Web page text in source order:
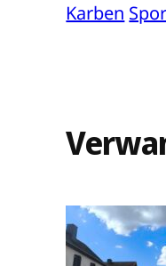
Karben